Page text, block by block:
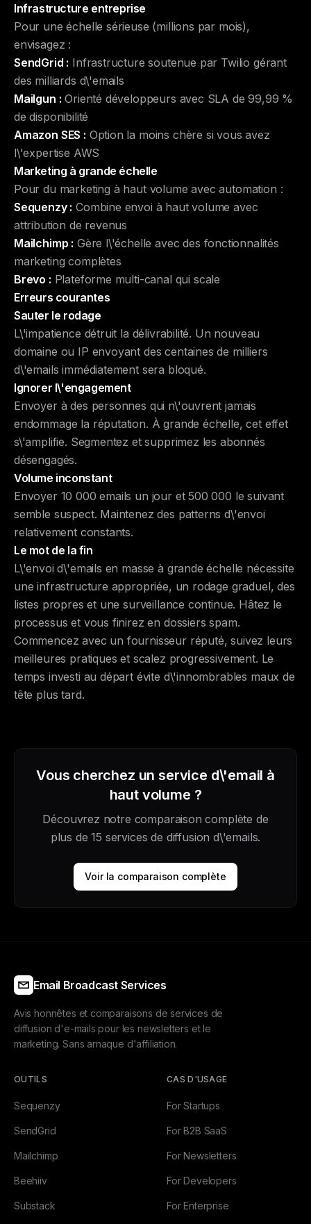
Infrastructure entreprise
Pour une échelle sérieuse (millions par mois),
envisagez :
SendGrid : Infrastructure soutenue par Twilio gérant
des milliards d\'emails
Mailgun : Orienté développeurs avec SLA de 99,99 %
de disponibilité
Amazon SES : Option la moins chère si vous avez
l\'expertise AWS
Marketing à grande échelle
Pour du marketing à haut volume avec automation :
Sequenzy : Combine envoi à haut volume avec
attribution de revenus
Mailchimp : Gère l\'échelle avec des fonctionnalités
marketing complètes
Brevo : Plateforme multi-canal qui scale
Erreurs courantes
Sauter le rodage
L\'impatience détruit la délivrabilité. Un nouveau
domaine ou IP envoyant des centaines de milliers
d\'emails immédiatement sera bloqué.
Ignorer l\'engagement
Envoyer à des personnes qui n\'ouvrent jamais
endommage la réputation. À grande échelle, cet effet
s\'amplifie. Segmentez et supprimez les abonnés
désengagés.
Volume inconstant
Envoyer 10 000 emails un jour et 500 000 le suivant
semble suspect. Maintenez des patterns d\'envoi
relativement constants.
Le mot de la fin
L\'envoi d\'emails en masse à grande échelle nécessite
une infrastructure appropriée, un rodage graduel, des
listes propres et une surveillance continue. Hâtez le
processus et vous finirez en dossiers spam.
Commencez avec un fournisseur réputé, suivez leurs
meilleures pratiques et scalez progressivement. Le
temps investi au départ évite d\'innombrables maux de
tête plus tard.
Vous cherchez un service d\'email à
haut volume ?
Découvrez notre comparaison complète de
plus de 15 services de diffusion d\'emails.
Voir la comparaison complète
Email Broadcast Services
Avis honnêtes et comparaisons de services de
diffusion d'e-mails pour les newsletters et le
marketing. Sans arnaque d'affiliation.
OUTILS
Sequenzy
SendGrid
Mailchimp
Beehiiv
Substack
CAS D'USAGE
For Startups
For B2B SaaS
For Newsletters
For Developers
For Enterprise